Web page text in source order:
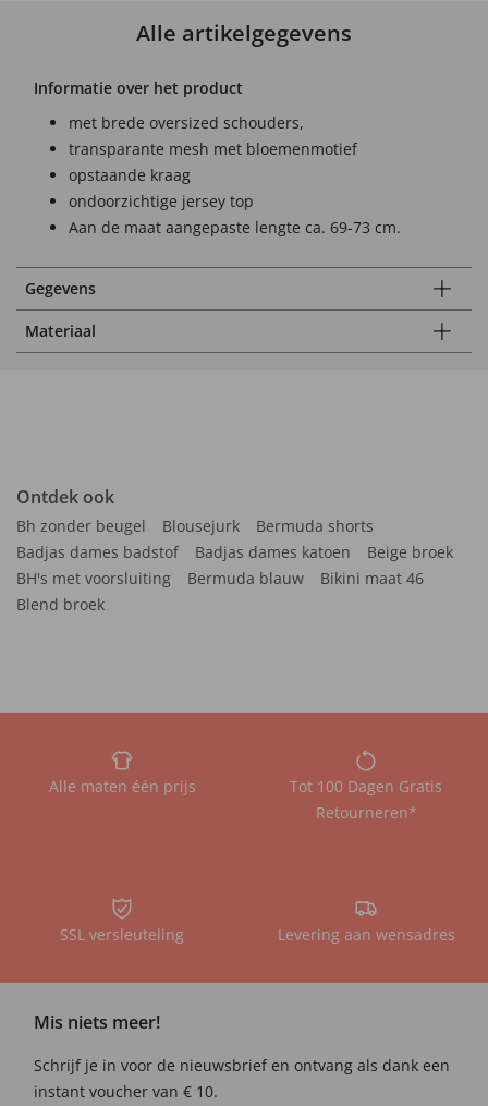
Alle artikelgegevens
Informatie over het product
met brede oversized schouders,
transparante mesh met bloemenmotief
opstaande kraag
ondoorzichtige jersey top
Aan de maat aangepaste lengte ca. 69-73 cm.
Gegevens
Materiaal
Ontdek ook
Bh zonder beugel Blousejurk
Bermuda shorts
Badjas dames badstof
Badjas dames katoen
Beige broek
BH's met voorsluiting
Bermuda blauw
Bikini maat 46
Blend broek
Alle maten één prijs
Tot 100 Dagen Gratis
Retourneren*
SSL versleuteling Levering aan wensadres
Mis niets meer!
Schrijf je in voor de nieuwsbrief en ontvang als dank een
instant voucher van € 10.